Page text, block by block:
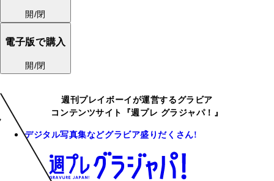
開/閉
電子版で購入
開/閉
週刊プレイボーイが運営するグラビア
コンテンツサイト『週プレ グラジャパ！』
デジタル写真集などグラビア盛りだくさん!